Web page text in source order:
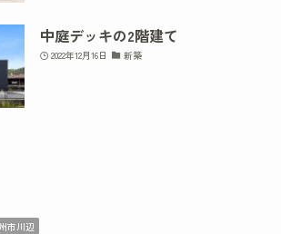
中庭デッキの2階建て
2022年12月16日 新築
市川辺